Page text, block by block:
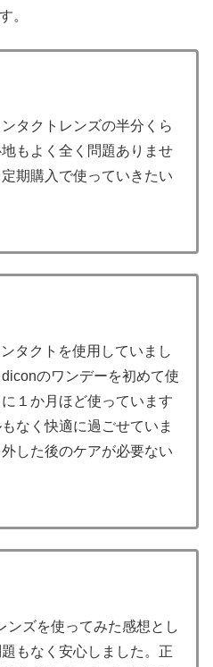
。
タクトレンズの半分くら
もよく全く問題ありませ
期購入で使っていきたい
タクトを使用していまし
のワンデーを初めて使
１か月ほど使っています
なく快適に過ごせていま
した後のケアが必要ない
ンズを使ってみた感想とし
もなく安心しました。正